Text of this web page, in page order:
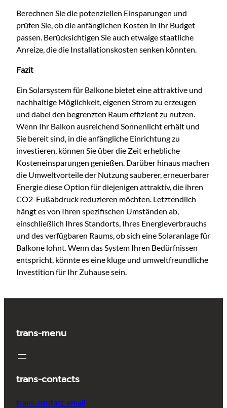
Berechnen Sie die potenziellen Einsparungen und
prüfen Sie, ob die anfänglichen Kosten in Ihr Budget
passen. Berücksichtigen Sie auch etwaige staatliche
Anreize, die die Installationskosten senken könnten.
Fazit
Ein Solarsystem für Balkone bietet eine attraktive und
nachhaltige Möglichkeit, eigenen Strom zu erzeugen
und dabei den begrenzten Raum effizient zu nutzen.
Wenn Ihr Balkon ausreichend Sonnenlicht erhält und
Sie bereit sind, in die anfängliche Einrichtung zu
investieren, können Sie über die Zeit erhebliche
Kosteneinsparungen genießen. Darüber hinaus machen
die Umweltvorteile der Nutzung sauberer, erneuerbarer
Energie diese Option für diejenigen attraktiv, die ihren
CO2-Fußabdruck reduzieren möchten. Letztendlich
hängt es von Ihren spezifischen Umständen ab,
einschließlich Ihres Standorts, Ihres Energieverbrauchs
und des verfügbaren Raums, ob sich eine Solaranlage für
Balkone lohnt. Wenn das System Ihren Bedürfnissen
entspricht, könnte es eine kluge und umweltfreundliche
Investition für Ihr Zuhause sein.
trans-menu
trans-contacts
trans-contact_email